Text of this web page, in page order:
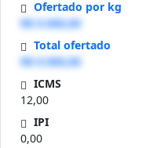
Ofertado por kg
R$ 0.000,00
Total ofertado
R$ 0.000,00
ICMS
12,00
IPI
0,00